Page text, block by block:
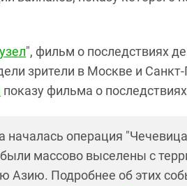
", фильм о последствиях
зрители в Москве и
показу фильма о
началась операция
массово выселены с
Азию. Подробнее об этих